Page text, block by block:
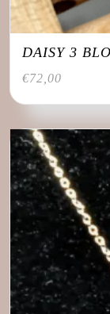
DAISY 3
€72,00